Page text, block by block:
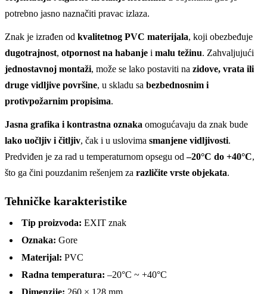
potrebno jasno naznačiti pravac izlaza.
Znak je izrađen od kvalitetnog PVC materijala, koji obezbeđuje
dugotrajnost, otpornost na habanje i malu težinu. Zahvaljujući
jednostavnoj montaži, može se lako postaviti na zidove, vrata ili
druge vidljive površine, u skladu sa bezbednosnim i
protivpožarnim propisima.
Jasna grafika i kontrastna oznaka omogućavaju da znak bude
lako uočljiv i čitljiv, čak i u uslovima smanjene vidljivosti.
Predviđen je za rad u temperaturnom opsegu od–20°C do +40°C,
što ga čini pouzdanim rešenjem za različite vrste objekata.
Tehničke karakteristike
Tip proizvoda: EXIT znak
Oznaka: Gore
Materijal: PVC
Radna temperatura: –20°C ~ +40°C
Dimenzije: 260 × 128 mm